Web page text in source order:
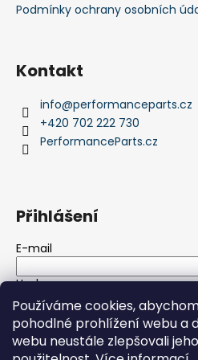
Používáme cookies,
pohodlné prohlížení webu a
webu neustále zlepšovali
Podmínky ochrany osobních
Kontakt
info@performanceparts.cz
+420 702 222 730
PerformanceParts.cz
Přihlášení
E-mail
Heslo
PŘIHLÁSIT SE